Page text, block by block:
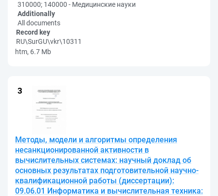
310000; 140000 - Медицинские науки
Additionally
All documents
Record key
RU\SurGU\vkr\10311
htm, 6.7 Mb
Методы, модели и алгоритмы определения
несанкционированной активности в
вычислительных системах: научный доклад об
основных результатах подготовительной научно-
квалификационной работы (диссертации):
09.06.01 Информатика и вычислительная техника: